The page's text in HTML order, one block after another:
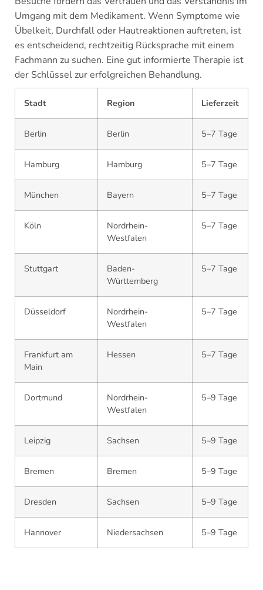
Umgang mit dem Medikament. Wenn Symptome wie
Übelkeit, Durchfall oder Hautreaktionen auftreten, ist
es entscheidend, rechtzeitig Rücksprache mit einem
Fachmann zu suchen. Eine gut informierte Therapie ist
der Schlüssel zur erfolgreichen Behandlung.
Stadt Region Lieferzeit
Berlin Berlin 5–7 Tage
Hamburg Hamburg 5–7 Tage
München Bayern 5–7 Tage
Köln
Nordrhein-
Westfalen
5–7 Tage
Stuttgart
Baden-
Württemberg
5–7 Tage
Düsseldorf
Nordrhein-
Westfalen
5–7 Tage
Frankfurt am
Main
Hessen 5–7 Tage
Dortmund
Nordrhein-
Westfalen
5–9 Tage
Leipzig Sachsen 5–9 Tage
Bremen Bremen 5–9 Tage
Dresden Sachsen 5–9 Tage
Hannover Niedersachsen 5–9 Tage